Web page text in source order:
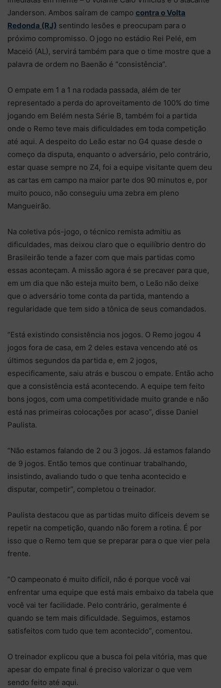
Janderson. Ambos saíram de campo contra o Volta
Redonda (RJ) sentindo lesões e preocupam para o
próximo compromisso. O jogo no estádio Rei Pelé, em
Maceió (AL), servirá também para que o time mostre que a
palavra de ordem no Baenão é “consistência”.
O empate em 1 a 1 na rodada passada, além de ter
representado a perda do aproveitamento de 100% do time
jogando em Belém nesta Série B, também foi a partida
onde o Remo teve mais dificuldades em toda competição
até aqui. A despeito do Leão estar no G4 quase desde o
começo da disputa, enquanto o adversário, pelo contrário,
estar quase sempre no Z4, foi a equipe visitante quem deu
as cartas em campo na maior parte dos 90 minutos e, por
muito pouco, não conseguiu uma zebra em pleno
Mangueirão.
Na coletiva pós-jogo, o técnico remista admitiu as
dificuldades, mas deixou claro que o equilíbrio dentro do
Brasileirão tende a fazer com que mais partidas como
essas aconteçam. A missão agora é se precaver para que,
em um dia que não esteja muito bem, o Leão não deixe
que o adversário tome conta da partida, mantendo a
regularidade que tem sido a tônica de seus comandados.
“Está existindo consistência nos jogos. O Remo jogou 4
jogos fora de casa, em 2 deles estava vencendo até os
últimos segundos da partida e, em 2 jogos,
especificamente, saiu atrás e buscou o empate. Então acho
que a consistência está acontecendo. A equipe tem feito
bons jogos, com uma competitividade muito grande e não
está nas primeiras colocações por acaso”, disse Daniel
Paulista.
“Não estamos falando de 2 ou 3 jogos. Já estamos falando
de 9 jogos. Então temos que continuar trabalhando,
insistindo, avaliando tudo o que tenha acontecido e
disputar, competir”, completou o treinador.
Paulista destacou que as partidas muito difíceis devem se
repetir na competição, quando não forem a rotina. É por
isso que o Remo tem que se preparar para o que vier pela
frente.
“O campeonato é muito difícil, não é porque você vai
enfrentar uma equipe que está mais embaixo da tabela que
você vai ter facilidade. Pelo contrário, geralmente é
quando se tem mais dificuldade. Seguimos, estamos
satisfeitos com tudo que tem acontecido”, comentou.
O treinador explicou que a busca foi pela vitória, mas que
apesar do empate final é preciso valorizar o que vem
sendo feito até aqui.